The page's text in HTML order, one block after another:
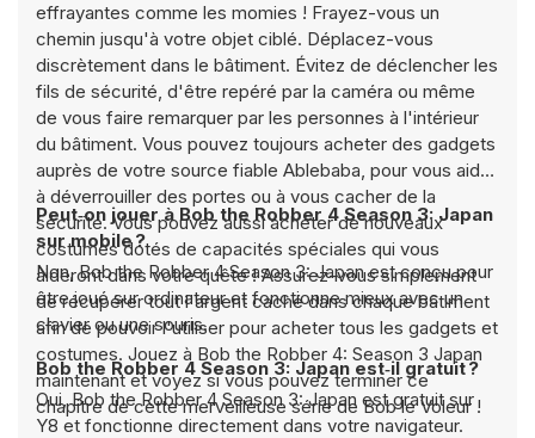
effrayantes comme les momies ! Frayez-vous un
chemin jusqu'à votre objet ciblé. Déplacez-vous
discrètement dans le bâtiment. Évitez de déclencher les
fils de sécurité, d'être repéré par la caméra ou même
de vous faire remarquer par les personnes à l'intérieur
du bâtiment. Vous pouvez toujours acheter des gadgets
auprès de votre source fiable Ablebaba, pour vous aider
à déverrouiller des portes ou à vous cacher de la
sécurité. Vous pouvez aussi acheter de nouveaux
costumes dotés de capacités spéciales qui vous
aideront dans votre quête ! Assurez-vous simplement
de récupérer tout l'argent caché dans chaque bâtiment
afin de pouvoir l'utiliser pour acheter tous les gadgets et
costumes. Jouez à Bob the Robber 4: Season 3 Japan
maintenant et voyez si vous pouvez terminer ce
chapitre de cette merveilleuse série de Bob le Voleur !
Peut‑on jouer à Bob the Robber 4 Season 3: Japan
sur mobile ?
Non, Bob the Robber 4 Season 3: Japan est conçu pour
être joué sur ordinateur et fonctionne mieux avec un
clavier ou une souris.
Bob the Robber 4 Season 3: Japan est‑il gratuit ?
Oui, Bob the Robber 4 Season 3: Japan est gratuit sur
Y8 et fonctionne directement dans votre navigateur.